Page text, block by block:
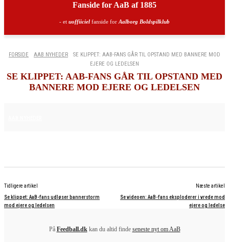
Fanside for AaB af 1885
- et uoffiiciel fanside for Aalborg Boldspilklub
FORSIDE AAB NYHEDER
SE KLIPPET: AAB-FANS GÅR TIL OPSTAND MED BANNERE MOD
EJERE OG LEDELSEN
SE KLIPPET: AAB-FANS GÅR TIL OPSTAND MED
BANNERE MOD EJERE OG LEDELSEN
Tidligere artikel
Se klippet: AaB-fans udløser bannerstorm
mod ejere og ledelsen
Næste artikel
Se videoen: AaB-fans eksploderer i vrede mod
ejere og ledelse
På Feedball.dkkan du altid finde seneste nyt om AaB